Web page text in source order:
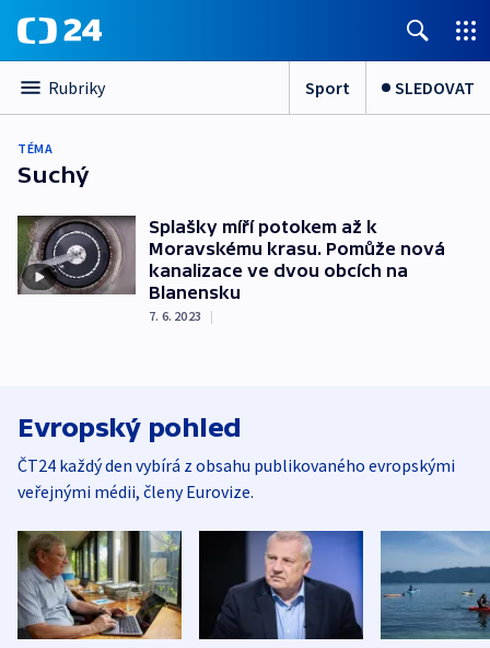
Rubriky Sport SLEDOVAT
TÉMA
Suchý
Splašky míří potokem až k
Moravskému krasu. Pomůže nová
kanalizace ve dvou obcích na
Blanensku
7. 6. 2023 |
Evropský pohled
ČT24 každý den vybírá z obsahu publikovaného evropskými
veřejnými médii, členy Eurovize.